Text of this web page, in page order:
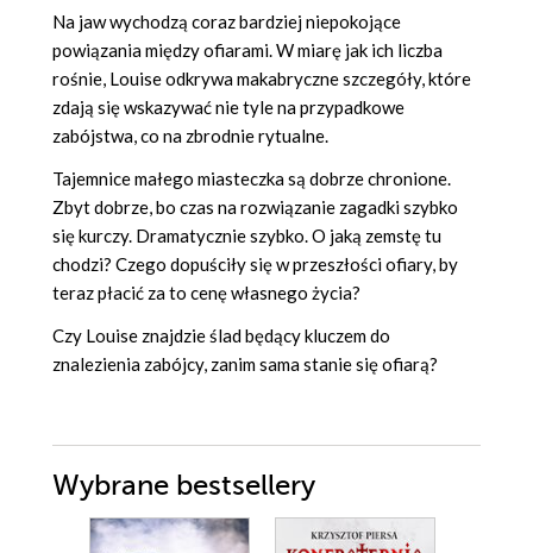
Na jaw wychodzą coraz bardziej niepokojące
powiązania między ofiarami. W miarę jak ich liczba
rośnie, Louise odkrywa makabryczne szczegóły, które
zdają się wskazywać nie tyle na przypadkowe
zabójstwa, co na zbrodnie rytualne.
Tajemnice małego miasteczka są dobrze chronione.
Zbyt dobrze, bo czas na rozwiązanie zagadki szybko
się kurczy. Dramatycznie szybko. O jaką zemstę tu
chodzi? Czego dopuściły się w przeszłości ofiary, by
teraz płacić za to cenę własnego życia?
Czy Louise znajdzie ślad będący kluczem do
znalezienia zabójcy, zanim sama stanie się ofiarą?
Wybrane bestsellery